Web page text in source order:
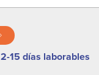
2-15 días laborables